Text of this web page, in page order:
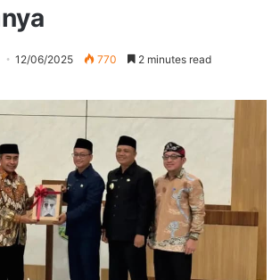
12/06/2025 770 2 minutes read